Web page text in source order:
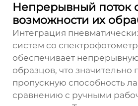
Непрерывный поток
возможности их
Интеграция
систем со
обеспечивает
образцов, что значительно
пропускную способность
сравнению с ручными